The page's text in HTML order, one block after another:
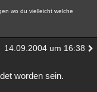
wo du vielleicht welche
14.09.2004 um 16:38
worden sein.